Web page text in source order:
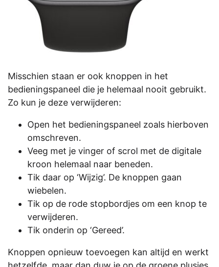
Misschien staan er ook knoppen in het
bedieningspaneel die je helemaal nooit gebruikt.
Zo kun je deze verwijderen:
Open het bedieningspaneel zoals hierboven
omschreven.
Veeg met je vinger of scrol met de digitale
kroon helemaal naar beneden.
Tik daar op ‘Wijzig’. De knoppen gaan
wiebelen.
Tik op de rode stopbordjes om een knop te
verwijderen.
Tik onderin op ‘Gereed’.
Knoppen opnieuw toevoegen kan altijd en werkt